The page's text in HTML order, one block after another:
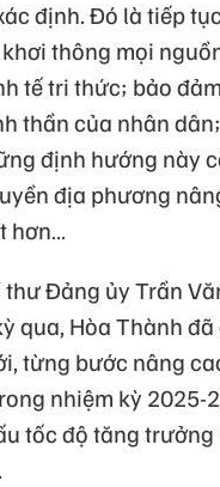
định. Đó là tiếp
thông mọi
tế tri thức; bảo
thần của nhân
định hướng này
địa phương
hơn…
thư Đảng ủy Trần
qua, Hòa Thành
từng bước nâng
nhiệm kỳ
tốc độ tăng